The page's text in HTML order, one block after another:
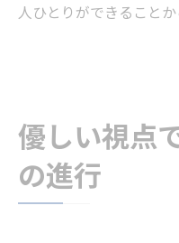
人ひとりができることか
優しい視点
の進行